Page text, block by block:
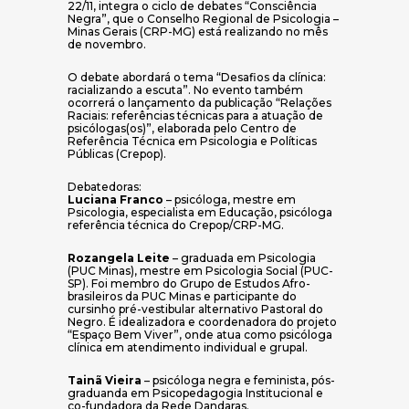
22/11, integra o ciclo de debates “Consciência
Negra”, que o Conselho Regional de Psicologia –
Minas Gerais (CRP-MG) está realizando no mês
de novembro.
O debate abordará o tema “Desafios da clínica:
racializando a escuta”. No evento também
ocorrerá o lançamento da publicação “Relações
Raciais: referências técnicas para a atuação de
psicólogas(os)”, elaborada pelo Centro de
Referência Técnica em Psicologia e Políticas
Públicas (Crepop).
Debatedoras:
Luciana Franco – psicóloga, mestre em
Psicologia, especialista em Educação, psicóloga
referência técnica do Crepop/CRP-MG.
Rozangela Leite – graduada em Psicologia
(PUC Minas), mestre em Psicologia Social (PUC-
SP). Foi membro do Grupo de Estudos Afro-
brasileiros da PUC Minas e participante do
cursinho pré-vestibular alternativo Pastoral do
Negro. É idealizadora e coordenadora do projeto
“Espaço Bem Viver”, onde atua como psicóloga
clínica em atendimento individual e grupal.
Tainã Vieira – psicóloga negra e feminista, pós-
graduanda em Psicopedagogia Institucional e
co-fundadora da Rede Dandaras.